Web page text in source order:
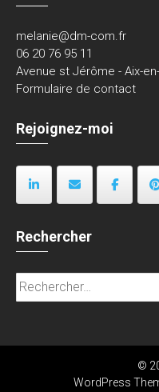
melanie@dm-com.fr
06 20 76 95 11
Avenue st Jérôme - Aix-
Formulaire de contact
Rejoignez-moi
Rechercher
Rechercher :
©
WordPress